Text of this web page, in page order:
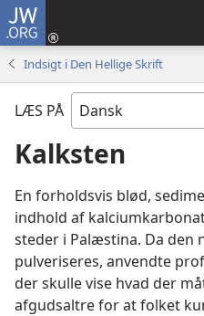
JW.ORG
Indsigt i Den Hellige Skrift
LÆS PÅ
Kalksten
En forholdsvis blød,
indhold af
steder i Palæstina. Da den
pulveriseres, anvendte
der skulle vise hvad der
afgudsaltre for at folket